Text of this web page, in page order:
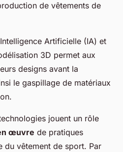
de vêtements de
Artificielle (IA) et
3D permet aux
designs avant la
le gaspillage de matériaux
jouent un rôle
œuvre de pratiques
du vêtement de sport. Par